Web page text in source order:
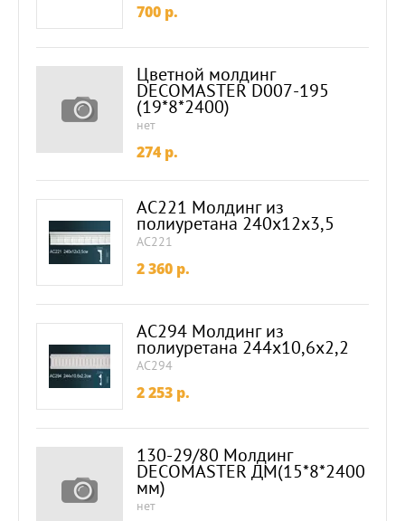
700 p.
Цветной молдинг
DECOMASTER D007-195
(19*8*2400)
нет
274p.
AC221 Молдинг из
полиуретана 240х12х3,5
AC221
2 360 p.
AC294 Молдинг из
полиуретана 244х10,6х2,2
AC294
2 253 p.
130-29/80 Молдинг
DECOMASTER ДМ(15*8*2400
мм)
нет